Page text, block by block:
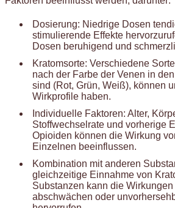
Dosierung: Niedrige Dosen
stimulierende Effekte
Dosen beruhigend und
Kratomsorte: Verschiedene
nach der Farbe der Venen in
sind (Rot, Grün, Weiß), können
Wirkprofile haben.
Individuelle Faktoren: Alter,
Stoffwechselrate und vorherige
Opioiden können die Wirkung
Einzelnen beeinflussen.
Kombination mit anderen
gleichzeitige Einnahme von
Substanzen kann die Wirkungen
abschwächen oder